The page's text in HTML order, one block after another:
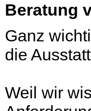
Beratung
Ganz
die
Weil wir